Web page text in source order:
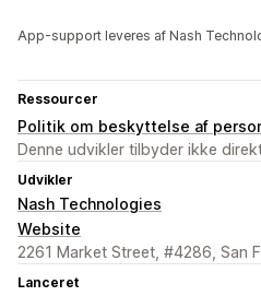
App-support leveres af Nash
Ressourcer
Politik om beskyttelse af
Denne udvikler tilbyder ikke
Udvikler
Nash Technologies
Website
2261 Market Street, #4286, San
Lanceret